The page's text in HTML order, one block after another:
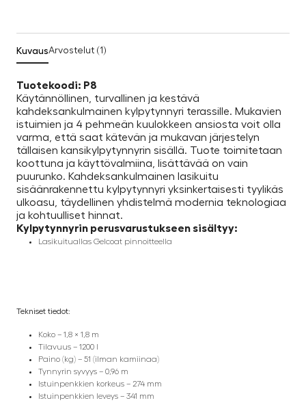
KuvausArvostelut (1)
Tuotekoodi: P8
Käytännöllinen, turvallinen ja kestävä
kahdeksankulmainen kylpytynnyri terassille. Mukavien
istuimien ja 4 pehmeän kuulokkeen ansiosta voit olla
varma, että saat kätevän ja mukavan järjestelyn
tällaisen kansikylpytynnyrin sisällä. Tuote toimitetaan
koottuna ja käyttövalmiina, lisättävää on vain
puurunko. Kahdeksankulmainen lasikuitu
sisäänrakennettu kylpytynnyri yksinkertaisesti tyylikäs
ulkoasu, täydellinen yhdistelmä modernia teknologiaa
ja kohtuulliset hinnat.
Kylpytynnyrin perusvarustukseen sisältyy:
Lasikuituallas Gelcoat pinnoitteella
Tekniset tiedot:
Koko – 1,8 × 1,8 m
Tilavuus – 1200 l
Paino (kg) – 51 (ilman kamiinaa)
Tynnyrin syvyys – 0,96 m
Istuinpenkkien korkeus – 274 mm
Istuinpenkkien leveys – 341 mm